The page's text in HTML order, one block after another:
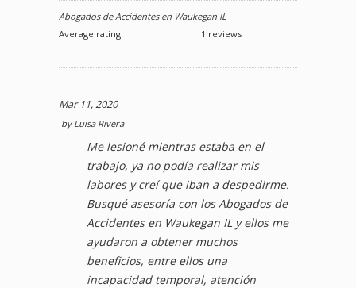
Abogados de Accidentes en Waukegan IL
Average rating:
1 reviews
Mar 11, 2020
by Luisa Rivera
Me lesioné mientras estaba en el
trabajo, ya no podía realizar mis
labores y creí que iban a despedirme.
Busqué asesoría con los Abogados de
Accidentes en Waukegan IL y ellos me
ayudaron a obtener muchos
beneficios, entre ellos una
incapacidad temporal, atención